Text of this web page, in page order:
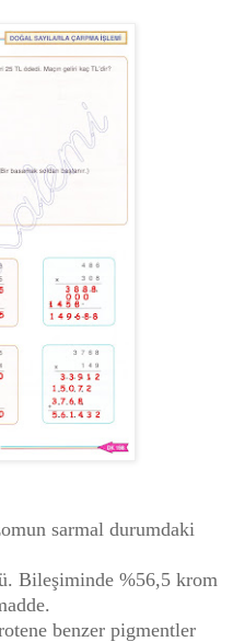
sarmal durumdaki
Bileşiminde %56,5 krom
benzer pigmentler